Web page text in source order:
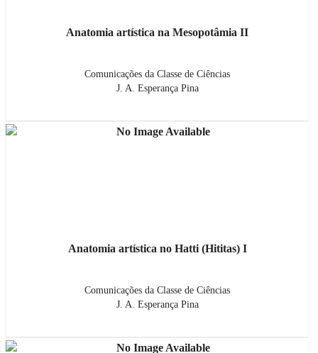
Anatomia artística na Mesopotâmia II
Comunicações da Classe de Ciências
J. A. Esperança Pina
Anatomia artística no Hatti (Hititas) I
Comunicações da Classe de Ciências
J. A. Esperança Pina